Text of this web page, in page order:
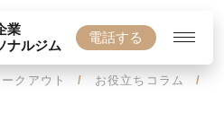
業
ナルジム
電話する
クアウト お役立ちコラム